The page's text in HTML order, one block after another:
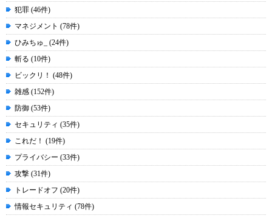
犯罪 (46件)
マネジメント (78件)
ひみちゅ_ (24件)
斬る (10件)
ビックリ！ (48件)
雑感 (152件)
防御 (53件)
セキュリティ (35件)
これだ！ (19件)
プライバシー (33件)
攻撃 (31件)
トレードオフ (20件)
情報セキュリティ (78件)